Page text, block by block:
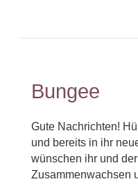
Bungee
Gute Nachrichten!
und bereits in ihr
wünschen ihr und
Zusammenwachsen